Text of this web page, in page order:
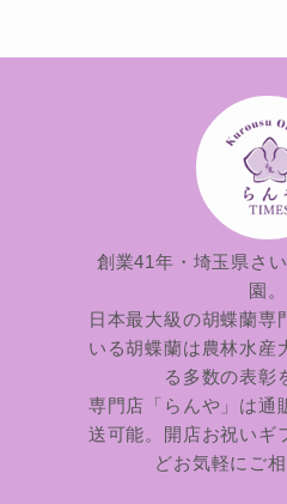
創業41年・埼玉県さ
園。
日本最大級の胡蝶蘭専
いる胡蝶蘭は農林水産
る多数の表彰
専門店「らんや」は通
送可能。開店お祝いギ
どお気軽にご相